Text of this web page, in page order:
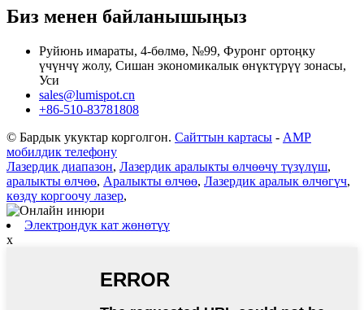
Биз менен байланышыңыз
Руйюнь имараты, 4-бөлмө, №99, Фуронг ортоңку
үчүнчү жолу, Сишан экономикалык өнүктүрүү зонасы,
Уси
sales@lumispot.cn
+86-510-83781808
© Бардык укуктар корголгон. Сайттын картасы - AMP
мобилдик телефону
Лазердик диапазон, Лазердик аралыкты өлчөөчү түзүлүш,
аралыкты өлчөө, Аралыкты өлчөө, Лазердик аралык өлчөгүч,
көздү коргоочу лазер,
Электрондук кат жөнөтүү
x